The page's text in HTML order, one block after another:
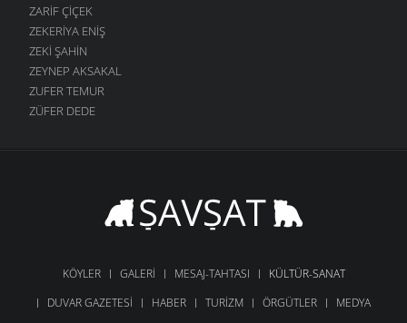
ZARIF ÇIÇEK
ZEKERIYA ENIŞ
ZEKI ŞAHIN
ZEYNEP AKSAKAL
ZUFER TEMUR
ZÜFER DEDE
KÖYLER GALERI MESAJ-TAHTASI
KÜLTÜR-SANAT
DUVAR GAZETESI
HABER TURIZM ÖRGÜTLER MEDYA